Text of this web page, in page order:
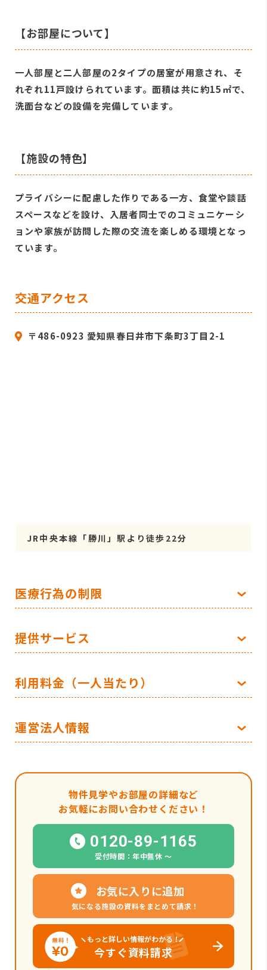
【お部屋について】
一人部屋と二人部屋の2タイプの居室が用意され、そ
れぞれ11戸設けられています。面積は共に約15㎡で、
洗面台などの設備を完備しています。
【施設の特色】
プライバシーに配慮した作りである一方、食堂や談話
スペースなどを設け、入居者同士でのコミュニケーシ
ョンや家族が訪問した際の交流を楽しめる環境となっ
ています。
交通アクセス
〒486-0923 愛知県春日井市下条町3丁目2-1
JR中央本線「勝川」駅より徒歩22分
医療行為の制限
提供サービス
利用料金（一人当たり）
運営法人情報
物件見学やお部屋の詳細など
お気軽にお問い合わせください！
0120-89-1165
受付時間：年中無休 〜
お気に入りに追加
気になる施設の資料をまとめて請求！
もっと詳しい情報がわかる！
今すぐ資料請求